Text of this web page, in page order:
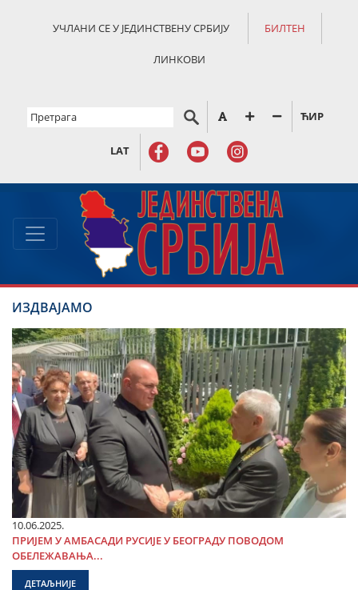
УЧЛАНИ СЕ У ЈЕДИНСТВЕНУ СРБИЈУ БИЛТЕН
ЛИНКОВИ
ЋИР
LAT
ИЗДВАЈАМО
10.06.2025.
ПРИЈЕМ У АМБАСАДИ РУСИЈЕ У БЕОГРАДУ ПОВОДОМ
ОБЕЛЕЖАВАЊА...
ДЕТАЉНИЈЕ